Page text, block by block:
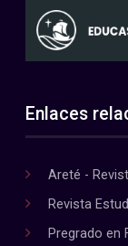
Enlaces
Areté -
Revista
Pregrado en